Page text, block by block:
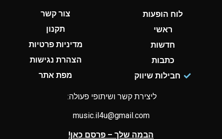
לוח הופעות
ראשי
חדשות
כתבות
חבילות שיווק
צור קשר
תקנון
מדיניות פרטיות
הצהרת נגישות
מפת אתר
ליצירת קשר ושיתופי פעולה:
music.il4u@gmail.com
הבמה שלך – פרסם כאן!